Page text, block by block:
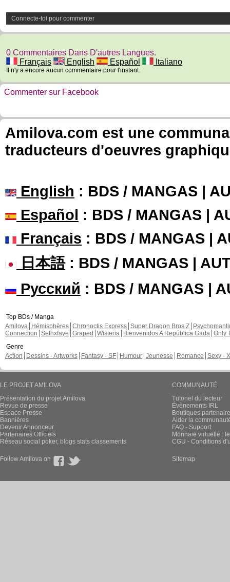
Connecte-toi pour commenter
0 Commentaires Dans D'autres Langues.
Français
English Español Italiano
Il n'y a encore aucun commentaire pour l'instant.
Commenter sur Facebook
Amilova.com est une
traducteurs d'oeuvres
English : BDS / MANGAS |
Español : BDS / MANGAS |
Français : BDS / MANGAS |
日本語: BDS / MANGAS |
Русский : BDS / MANGAS |
Top BDs / Manga
Amilova
Hémisphères Chronoctis Express Super Dragon Bros Z
Connection Sethxfaye Graped Wisteria Bienvenidos A República Gada Only
Genre
Action
Dessins - Artworks Fantasy - SF Humour Jeunesse Romance Sexy -
LE PROJET AMILOVA
Présentation du projet Amilova
Revue de presse
Espace Presse
Bannières
Devenir Annonceur
Partenaires Officiels
Réseau social poker, blogs stats classements
COMMUNAUTÉ
Tutoriel du lecteur
Évènements IRL
Boutiques
Aider la
FAQ - Support
Monnaie virtuelle :
CGU - Conditions
Follow Amilova on Sitemap